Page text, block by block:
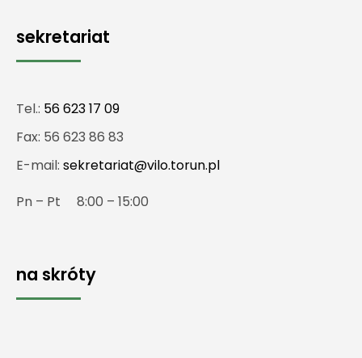
sekretariat
Tel.: 56 623 17 09
Fax: 56 623 86 83
E-mail: sekretariat@vilo.torun.pl
Pn – Pt 8:00 – 15:00
na skróty